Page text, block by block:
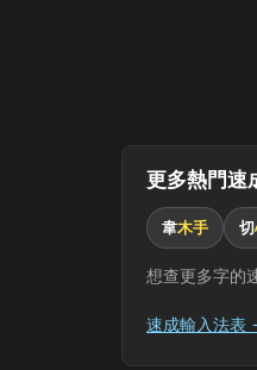
更多熱門速
韋木手 切
想查更多字的
速成輸入法表